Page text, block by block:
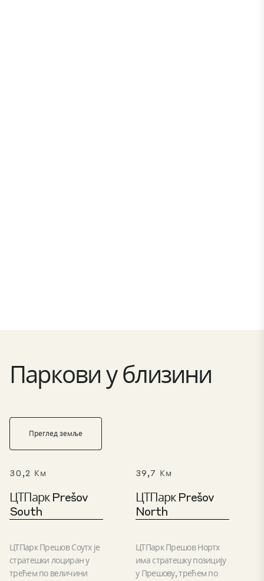
Паркови у близини
Преглед земље
30,2 Км
ЦТПарк Prešov
South
ЦТПарк Прешов Соутх је
стратешки лоциран у
трећем по величини
39,7 Км
ЦТПарк Prešov
North
ЦТПарк Прешов Нортх
има стратешку позицију
у Прешову, трећем по